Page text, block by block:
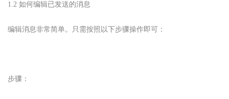
1.2 如何编辑已发送的消息
编辑消息非常简单。只需按照以下步骤操作即可：
步骤：